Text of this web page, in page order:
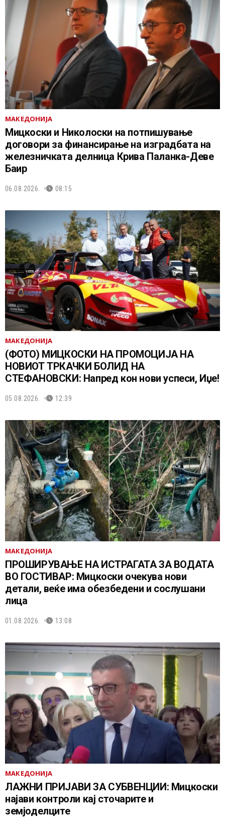
МАКЕДОНИЈА
Мицкоски и Николоски на потпишување
договори за финансирање на изградбата на
железничката делница Крива Паланка-Деве
Баир
06.08.2026. 08:15
МАКЕДОНИЈА
(ФОТО) МИЦКОСКИ НА ПРОМОЦИЈА НА
НОВИОТ ТРКАЧКИ БОЛИД НА
СТЕФАНОВСКИ: Напред кон нови успеси, Иџе!
05.08.2026. 12:39
МАКЕДОНИЈА
ПРОШИРУВАЊЕ НА ИСТРАГАТА ЗА ВОДАТА
ВО ГОСТИВАР: Мицкоски очекува нови
детали, веќе има обезбедени и сослушани
лица
01.08.2026. 13:08
МАКЕДОНИЈА
ЛАЖНИ ПРИЈАВИ ЗА СУБВЕНЦИИ: Мицкоски
најави контроли кај сточарите и
земјоделците